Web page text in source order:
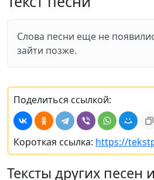
Слова песни еще не
зайти позже.
Поделиться ссылкой:
Короткая ссылка: https://
Тексты других песен